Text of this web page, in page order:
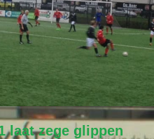
laat zege glippen